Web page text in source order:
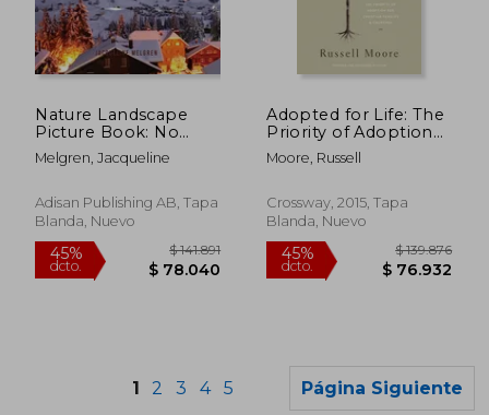
dcto. $ 100.956
45%
dcto. $
Nature Landscape
Picture Book: No
Text. Activities for
Seniors With
Alzheimer's Patients.
(en Inglés)
Melgren, Jacqueline
Adisan Publishing AB, Tapa
Blanda, Nuevo
Adopted for Life: The
Priority of Adoption
for Christian Families
and Churches
Expanded Edition)
(en Inglés)
Moore, Russell
Crossway, 2015, Tapa
Blanda, Nuevo
1 2 3 4 5 Página Siguiente